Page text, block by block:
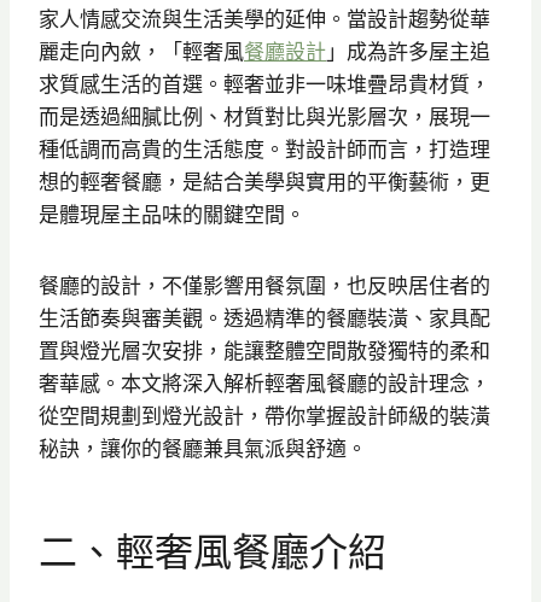
家人情感交流與生活美學的延伸。當設計趨勢從華
麗走向內斂，「輕奢風餐廳設計 」成為許多屋主追
求質感生活的首選。輕奢並非一味堆疊昂貴材質，
而是透過細膩比例、材質對比與光影層次，展現一
種低調而高貴的生活態度。對設計師而言，打造理
想的輕奢餐廳，是結合美學與實用的平衡藝術，更
是體現屋主品味的關鍵空間。
餐廳的設計，不僅影響用餐氛圍，也反映居住者的
生活節奏與審美觀。透過精準的餐廳裝潢、家具配
置與燈光層次安排，能讓整體空間散發獨特的柔和
奢華感。本文將深入解析輕奢風餐廳的設計理念，
從空間規劃到燈光設計，帶你掌握設計師級的裝潢
秘訣，讓你的餐廳兼具氣派與舒適。
二、輕奢風餐廳介紹